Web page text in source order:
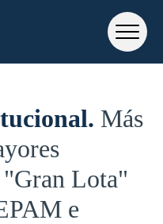
Más
Lota"
e